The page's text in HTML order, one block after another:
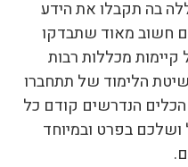
בה תקבלו את הידע
חשוב מאוד שתבדקו
מכללות רבות
הלימוד של תתחברו
הנדרשים קודם כל
בפרט ובמיוחד